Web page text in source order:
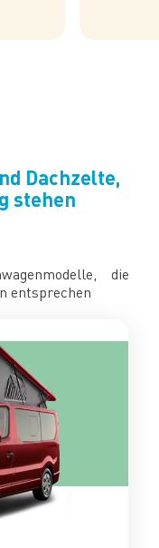
Dachzelte,
stehen
die
entsprechen